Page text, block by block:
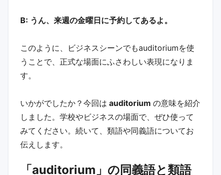
B: うん、来週の金曜日に予約してあるよ。
このように、ビジネスシーンでもauditoriumを使
うことで、正式な場面にふさわしい表現になりま
す。
いかがでしたか？今回は auditorium の意味を紹介
しました。学校やビジネスの場面で、ぜひ使って
みてください。続いて、類語や同義語についてお
伝えします。
「auditorium」の同義語と類語